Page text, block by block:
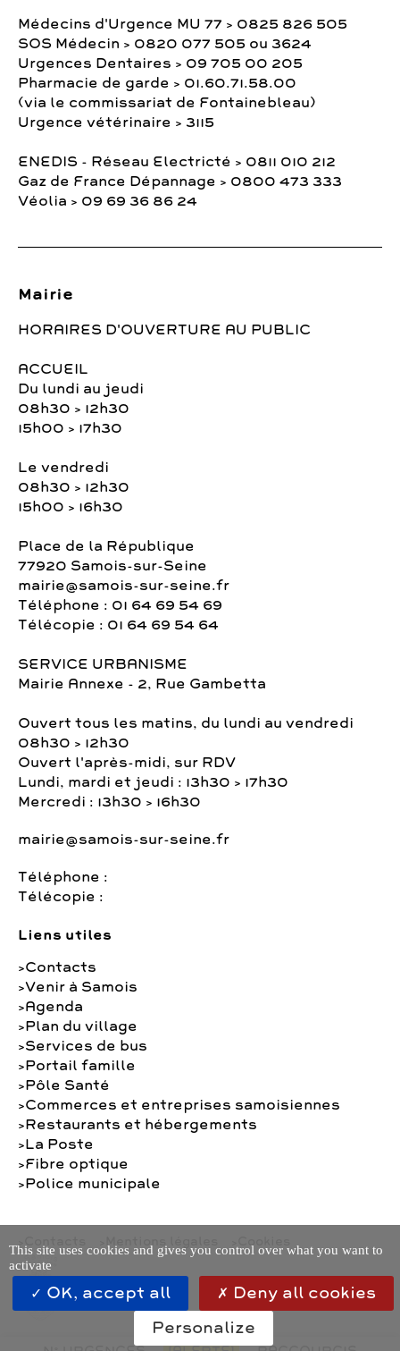
Médecins d'Urgence MU 77 > 0825 826 505
SOS Médecin > 0820 077 505 ou 3624
Urgences Dentaires > 09 705 00 205
Pharmacie de garde > 01.60.71.58.00
(via le commissariat de Fontainebleau)
Urgence vétérinaire > 3115
ENEDIS - Réseau Electricté > 0811 010 212
Gaz de France Dépannage > 0800 473 333
Véolia > 09 69 36 86 24
Mairie
HORAIRES D'OUVERTURE AU PUBLIC
ACCUEIL
Du lundi au jeudi
08h30 > 12h30
15h00 > 17h30
Le vendredi
08h30 > 12h30
15h00 > 16h30
Place de la République
77920 Samois-sur-Seine
mairie@samois-sur-seine.fr
Téléphone : 01 64 69 54 69
Télécopie : 01 64 69 54 64
SERVICE URBANISME
Mairie Annexe - 2, Rue Gambetta
Ouvert tous les matins, du lundi au vendredi
08h30 > 12h30
Ouvert l'après-midi, sur RDV
Lundi, mardi et jeudi : 13h30 > 17h30
Mercredi : 13h30 > 16h30
mairie@samois-sur-seine.fr
Téléphone :
Télécopie :
Liens utiles
Contacts
Venir à Samois
Agenda
Plan du village
Services de bus
Portail famille
Pôle Santé
Commerces et entreprises samoisiennes
Restaurants et hébergements
La Poste
Fibre optique
Police municipale
This site uses cookies and gives you control over what you want to
activate
OK, accept all
Deny all cookies
Personalize